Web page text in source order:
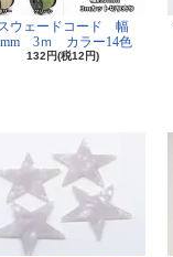
スウェードコード 幅
3ｍ カラー14色
132円(税12円)